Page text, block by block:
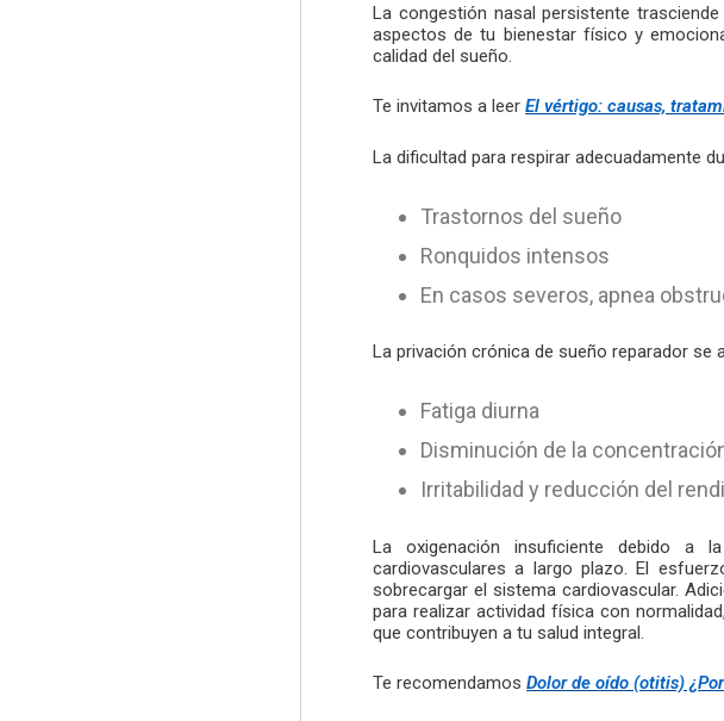
La congestión nasal persistente
aspectos de tu bienestar físico y
calidad del sueño.
Te invitamos a leer El vértigo: causas,
La dificultad para respirar adecuadamente
Trastornos del sueño
Ronquidos intensos
En casos severos, apnea
La privación crónica de sueño reparador se
Fatiga diurna
Disminución de la
Irritabilidad y reducción del
La oxigenación insuficiente debido a
cardiovasculares a largo plazo. El
sobrecargar el sistema cardiovascular.
para realizar actividad física con
que contribuyen a tu salud integral.
Te recomendamos Dolor de oído (otitis)